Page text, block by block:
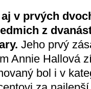
v prvých
z
Jeho prvý
Annie Hallová
bol i v